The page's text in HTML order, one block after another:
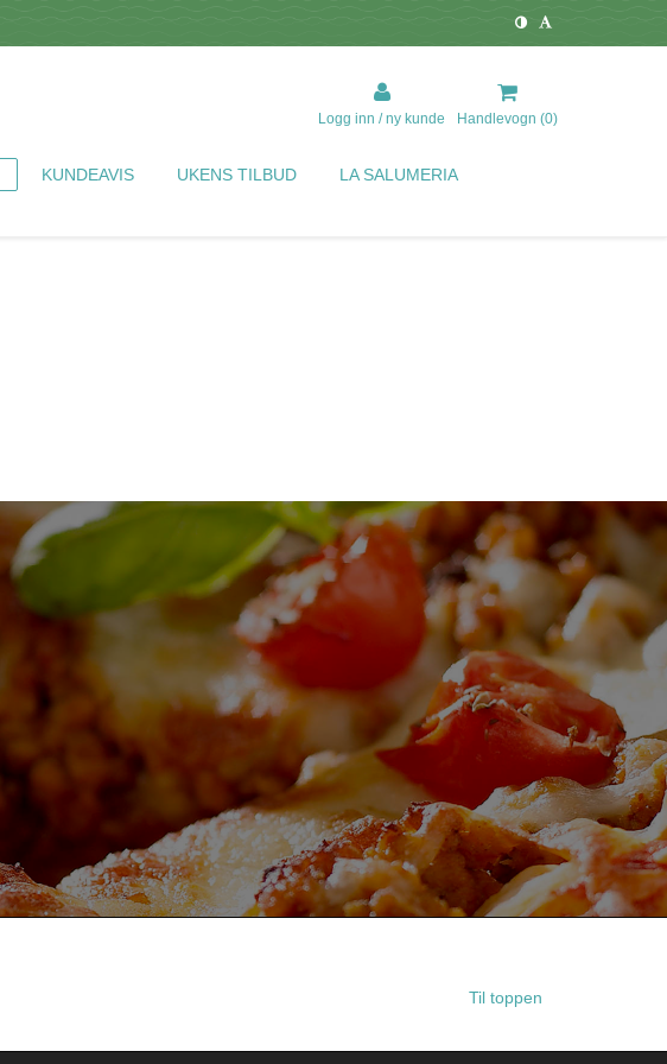
Logg inn / ny kunde Handlevogn (0)
KUNDEAVIS UKENS TILBUD
LA SALUMERIA
Til toppen